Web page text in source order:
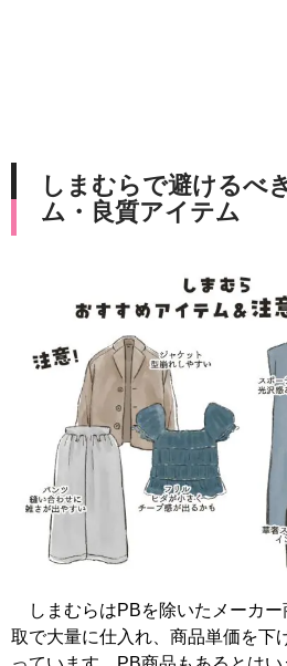
しまむらで避けるべ
ム・良質アイテム
しまむらはPBを除いたメーカー
取で大量に仕入れ、商品単価を下